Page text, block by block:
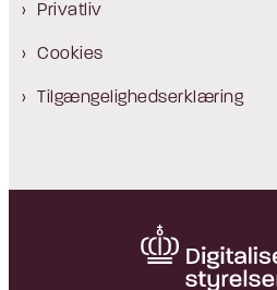
Privatliv
Cookies
Tilgængelighedserklæring